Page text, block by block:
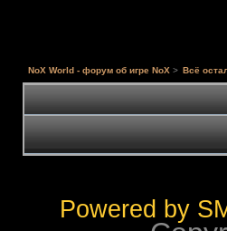
NoX World - форум об игре NoX> Всё
Powered by